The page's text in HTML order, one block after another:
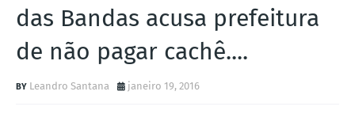
das Bandas acusa prefeitura
de não pagar cachê....
Leandro Santana janeiro 19, 2016